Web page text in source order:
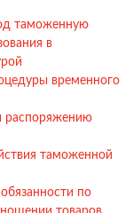
таможенную
в
временного
распоряжению
таможенной
по